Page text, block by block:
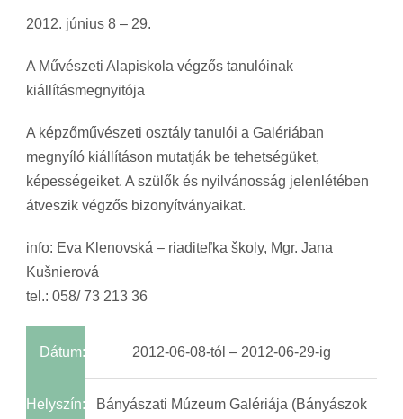
2012. június 8 – 29.
A Művészeti Alapiskola végzős tanulóinak
kiállításmegnyitója
A képzőművészeti osztály tanulói a Galériában
megnyíló kiállításon mutatják be tehetségüket,
képességeiket. A szülők és nyilvánosság jelenlétében
átveszik végzős bizonyítványaikat.
info: Eva Klenovská – riaditeľka školy, Mgr. Jana
Kušnierová
tel.: 058/ 73 213 36
Dátum: 2012-06-08-tól – 2012-06-29-ig
Helyszín:
Bányászati Múzeum Galériája (Bányászok